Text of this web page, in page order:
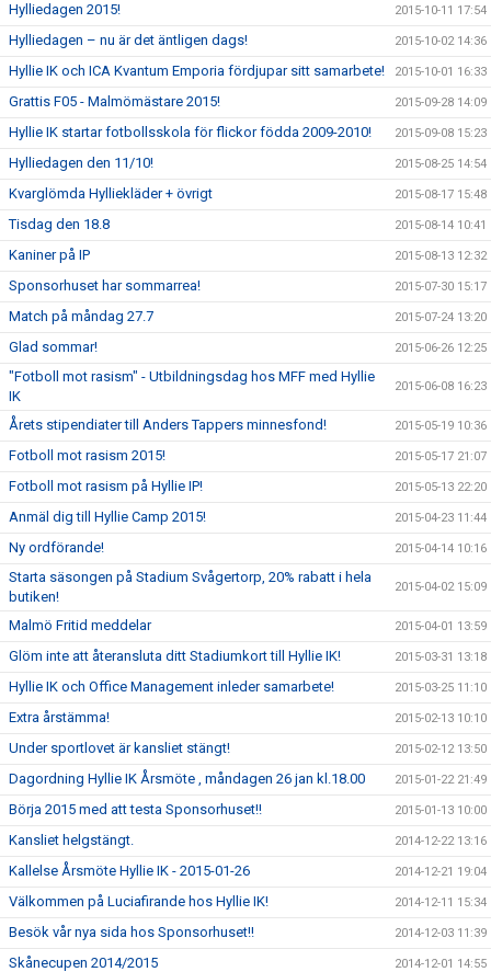
Hylliedagen 2015! 2015-10-11 17:54
Hylliedagen – nu är det äntligen dags! 2015-10-02 14:36
Hyllie IK och ICA Kvantum Emporia fördjupar sitt samarbete! 2015-10-01 16:33
Grattis F05 - Malmömästare 2015! 2015-09-28 14:09
Hyllie IK startar fotbollsskola för flickor födda 2009-2010! 2015-09-08 15:23
Hylliedagen den 11/10! 2015-08-25 14:54
Kvarglömda Hylliekläder + övrigt 2015-08-17 15:48
Tisdag den 18.8 2015-08-14 10:41
Kaniner på IP 2015-08-13 12:32
Sponsorhuset har sommarrea! 2015-07-30 15:17
Match på måndag 27.7 2015-07-24 13:20
Glad sommar! 2015-06-26 12:25
"Fotboll mot rasism" - Utbildningsdag hos MFF med Hyllie
IK
2015-06-08 16:23
Årets stipendiater till Anders Tappers minnesfond! 2015-05-19 10:36
Fotboll mot rasism 2015! 2015-05-17 21:07
Fotboll mot rasism på Hyllie IP! 2015-05-13 22:20
Anmäl dig till Hyllie Camp 2015! 2015-04-23 11:44
Ny ordförande! 2015-04-14 10:16
Starta säsongen på Stadium Svågertorp, 20% rabatt i hela
butiken!
2015-04-02 15:09
Malmö Fritid meddelar 2015-04-01 13:59
Glöm inte att återansluta ditt Stadiumkort till Hyllie IK! 2015-03-31 13:18
Hyllie IK och Office Management inleder samarbete! 2015-03-25 11:10
Extra årstämma! 2015-02-13 10:10
Under sportlovet är kansliet stängt! 2015-02-12 13:50
Dagordning Hyllie IK Årsmöte , måndagen 26 jan kl.18.00 2015-01-22 21:49
Börja 2015 med att testa Sponsorhuset!! 2015-01-13 10:00
Kansliet helgstängt. 2014-12-22 13:16
Kallelse Årsmöte Hyllie IK - 2015-01-26 2014-12-21 19:04
Välkommen på Luciafirande hos Hyllie IK! 2014-12-11 15:34
Besök vår nya sida hos Sponsorhuset!! 2014-12-03 11:39
Skånecupen 2014/2015 2014-12-01 14:55